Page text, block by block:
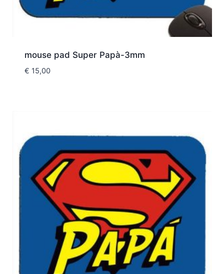
mouse pad Super Papà-3mm
€ 15,00